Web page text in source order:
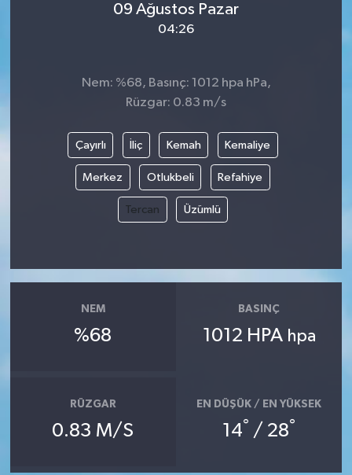
09 Ağustos Pazar
04:26
Nem: %68, Basınç: 1012 hpa hPa,
Rüzgar: 0.83 m/s
Çayırlı İliç Kemah Kemaliye
Merkez Otlukbeli Refahiye
Tercan Üzümlü
NEM
%68
BASINÇ
1012 HPA hpa
RÜZGAR
0.83 M/S
EN DÜŞÜK / EN YÜKSEK
14° / 28°